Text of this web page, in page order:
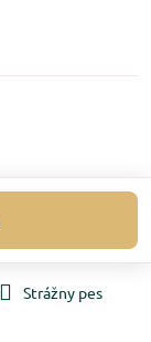
Strážny pes